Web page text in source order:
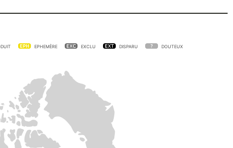
EPHEMÈRE EXCLU DISPARU DOUTEUX